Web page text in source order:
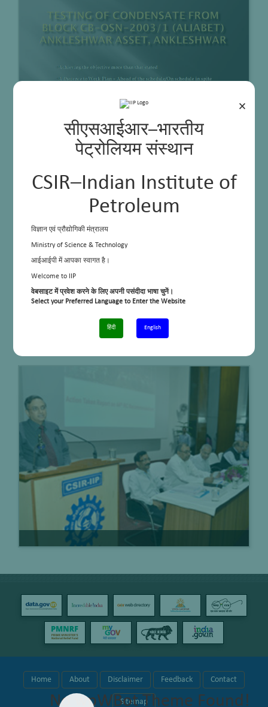
×
सीएसआईआर–भारतीय
पेट्रोलियम संस्थान
CSIR–Indian Institute of
Petroleum
विज्ञान एवं प्रौद्योगिकी मंत्रालय
Ministry of Science & Technology
आईआईपी में आपका स्वागत है।
Welcome to IIP
वेबसाइट में प्रवेश करने के लिए अपनी पसंदीदा भाषा चुनें।
Select your Preferred Language to Enter the Website
हिंदी English
Home About Disclaimer Feedback Contact
Sitemap
No wpWBot Theme Found!